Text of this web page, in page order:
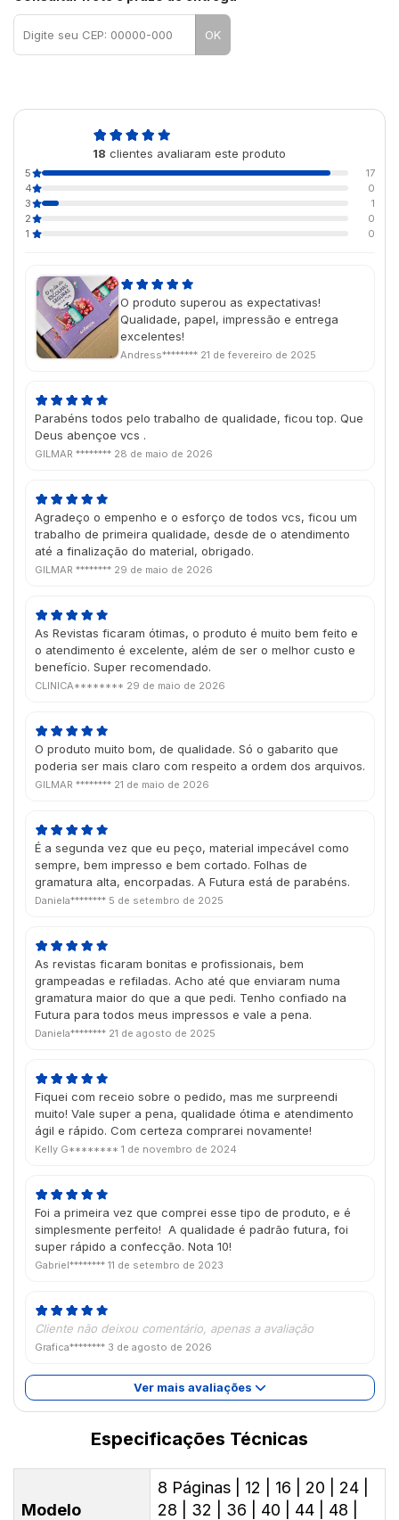
OK
18 clientes avaliaram este produto
5
17
4
0
3
1
2
0
1
0
O produto superou as expectativas!
Qualidade, papel, impressão e entrega
excelentes!
Andress******** 21 de fevereiro de 2025
Parabéns todos pelo trabalho de qualidade, ficou top. Que
Deus abençoe vcs .
GILMAR ******** 28 de maio de 2026
Agradeço o empenho e o esforço de todos vcs, ficou um
trabalho de primeira qualidade, desde de o atendimento
até a finalização do material, obrigado.
GILMAR ******** 29 de maio de 2026
As Revistas ficaram ótimas, o produto é muito bem feito e
o atendimento é excelente, além de ser o melhor custo e
benefício. Super recomendado.
CLINICA******** 29 de maio de 2026
O produto muito bom, de qualidade. Só o gabarito que
poderia ser mais claro com respeito a ordem dos arquivos.
GILMAR ******** 21 de maio de 2026
É a segunda vez que eu peço, material impecável como
sempre, bem impresso e bem cortado. Folhas de
gramatura alta, encorpadas. A Futura está de parabéns.
Daniela******** 5 de setembro de 2025
As revistas ficaram bonitas e profissionais, bem
grampeadas e refiladas. Acho até que enviaram numa
gramatura maior do que a que pedi. Tenho confiado na
Futura para todos meus impressos e vale a pena.
Daniela******** 21 de agosto de 2025
Fiquei com receio sobre o pedido, mas me surpreendi
muito! Vale super a pena, qualidade ótima e atendimento
ágil e rápido. Com certeza comprarei novamente!
Kelly G******** 1 de novembro de 2024
Foi a primeira vez que comprei esse tipo de produto, e é
simplesmente perfeito! A qualidade é padrão futura, foi
super rápido a confecção. Nota 10!
Gabriel******** 11 de setembro de 2023
Cliente não deixou comentário, apenas a avaliação
Grafica******** 3 de agosto de 2026
Ver mais avaliações
Especificações Técnicas
Modelo
8 Páginas | 12 | 16 | 20 | 24 |
28 | 32 | 36 | 40 | 44 | 48 |